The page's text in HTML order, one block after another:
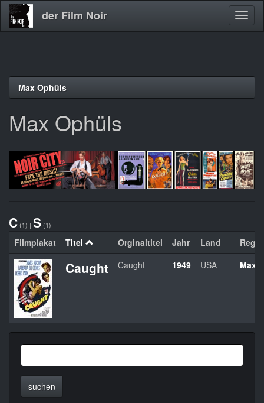
Direkt
der Film Noir
Max Ophüls
Max Ophüls
C (1) | S (1)
Filmplakat Titel Orginaltitel Jahr Land Regie
Caught Caught 1949 USA Max
suchen